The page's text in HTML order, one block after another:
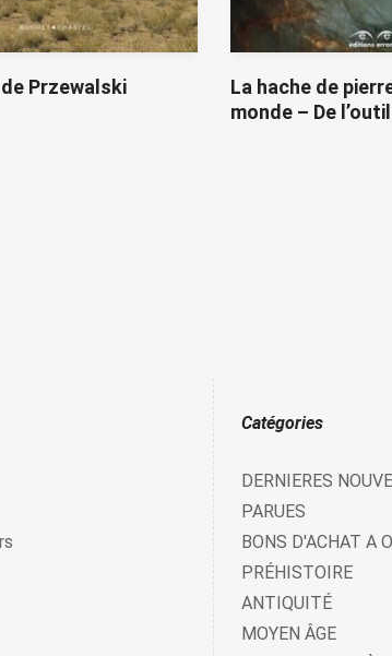
Przewalski
La hache de
monde – De
Catégories
DERNIERES
PARUES
BONS D'ACHAT A
PRÉHISTOIRE
ANTIQUITÉ
MOYEN ÂGE